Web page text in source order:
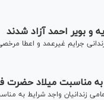
از اعطای ۵ روز مرخصی به تمامی